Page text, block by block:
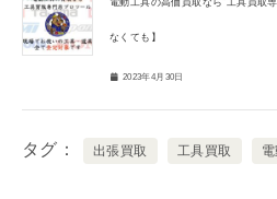
なくても】
2023年4月30日
タグ 出張買取 工具買取